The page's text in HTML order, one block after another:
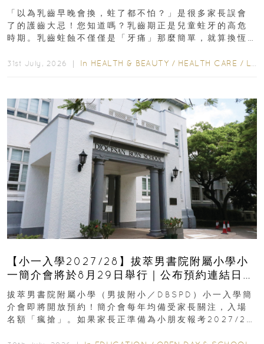
瑯質 兒童牙膏防護指南
「以為乳齒早晚會換，蛀了都不怕？」是很多家長誤會
了的護齒大忌！您知道嗎？乳齒期正是兒童蛀牙的高危
時期。乳齒蛀蝕不僅僅是「牙痛」那麼簡單，就算換恆
31st July, 2026 ｜ In HEALTH & BEAUTY / HEALTH CARE / LIFESTYLE
【小一入學2027/28】拔萃男書院附屬小學小
一簡介會將於8月29日舉行｜公布預約連結日期
｜更設有網上重溫
拔萃男書院附屬小學（男拔附小／DBSPD）小一入學簡
介會即將開放預約！簡介會每年均備受家長關注，入場
名額「瘋搶」。如果家長正準備為小朋友報考2027/28